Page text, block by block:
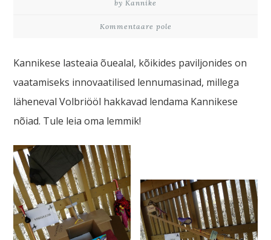
by Kannike
Kommentaare pole
Kannikese lasteaia õuealal, kõikides paviljonides on
vaatamiseks innovaatilised lennumasinad, millega
läheneval Volbriööl hakkavad lendama Kannikese
nõiad. Tule leia oma lemmik!